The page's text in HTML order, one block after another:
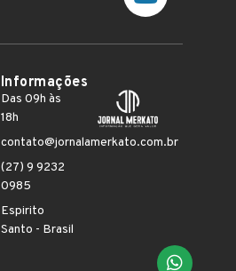
Informações
Das 09h às
18h
contato@jornalamerkato.com.br
(27) 9 9232
0985
Espirito
Santo - Brasil